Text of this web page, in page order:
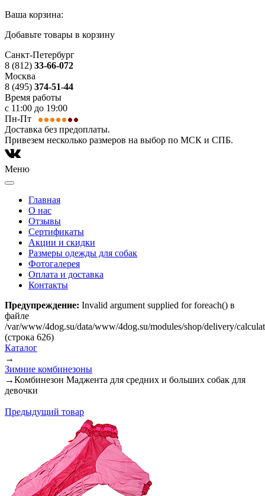
Ваша корзина:
Добавьте товары в корзину
Санкт-Петербург
8 (812) 33-66-072
Москва
8 (495) 374-51-44
Время работы
с 11:00 до 19:00
Пн-Пт
Доставка без предоплаты.
Привезем несколько размеров на выбор по МСК и СПБ.
Меню
Главная
О нас
Отзывы
Сертификаты
Акции и скидки
Размеры одежды для собак
Фотогалерея
Оплата и доставка
Контакты
Предупреждение: Invalid argument supplied for foreach() в
файле
/var/www/4dog.su/data/www/4dog.su/modules/shop/delivery/
(строка 626)
Каталог
→
Зимние комбинезоны
→Комбинезон Маджента для средних и больших собак для
девочки
Предыдущий товар